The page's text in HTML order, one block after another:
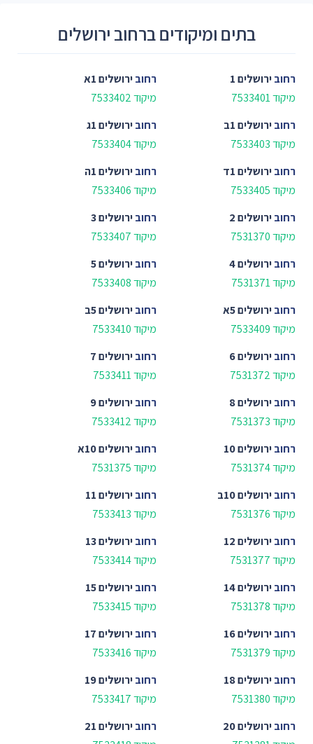
בתים ומיקודים ברחוב ירושלים
רחובירושלים 1
מיקוד 7533401
רחובירושלים 1א
מיקוד 7533402
רחובירושלים 1ב
מיקוד 7533403
רחובירושלים 1ג
מיקוד 7533404
רחובירושלים 1ד
מיקוד 7533405
רחובירושלים 1ה
מיקוד 7533406
רחובירושלים 2
מיקוד 7531370
רחובירושלים 3
מיקוד 7533407
רחובירושלים 4
מיקוד 7531371
רחובירושלים 5
מיקוד 7533408
רחובירושלים 5א
מיקוד 7533409
רחובירושלים 5ב
מיקוד 7533410
רחובירושלים 6
מיקוד 7531372
רחובירושלים 7
מיקוד 7533411
רחובירושלים 8
מיקוד 7531373
רחובירושלים 9
מיקוד 7533412
רחובירושלים 10
מיקוד 7531374
רחובירושלים 10א
מיקוד 7531375
רחובירושלים 10ב
מיקוד 7531376
רחובירושלים 11
מיקוד 7533413
רחובירושלים 12
מיקוד 7531377
רחובירושלים 13
מיקוד 7533414
רחובירושלים 14
מיקוד 7531378
רחובירושלים 15
מיקוד 7533415
רחובירושלים 16
מיקוד 7531379
רחובירושלים 17
מיקוד 7533416
רחובירושלים 18
מיקוד 7531380
רחובירושלים 19
מיקוד 7533417
רחובירושלים 20
רחובירושלים 21